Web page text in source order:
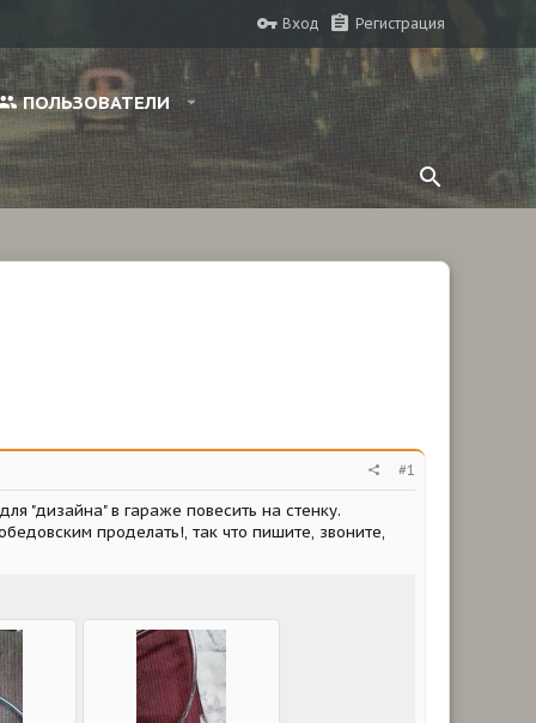
Вход Регистрация
ПОЛЬЗОВАТЕЛИ
#1
"дизайна" в гараже повесить на стенку.
проделать!, так что пишите, звоните,